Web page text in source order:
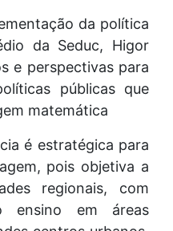
da política
da Seduc, Higor
e perspectivas para
públicas que
matemática
é estratégica para
pois objetiva a
regionais, com
ensino em áreas